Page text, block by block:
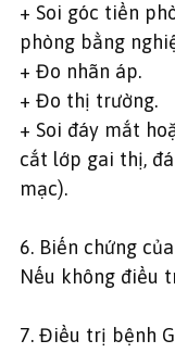
+ Soi góc tiền
phòng bằng
+ Đo nhãn áp.
+ Đo thị trường.
+ Soi đáy mắt
cắt lớp gai thị,
mạc).
6. Biến chứng
Nếu không điều
7. Điều trị bệnh